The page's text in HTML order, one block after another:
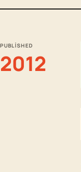
PUBLISHED
2012